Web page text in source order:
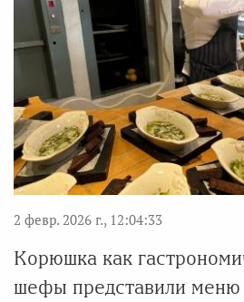
2 февр. 2026 г., 12:04:33
Корюшка как
шефы представили меню